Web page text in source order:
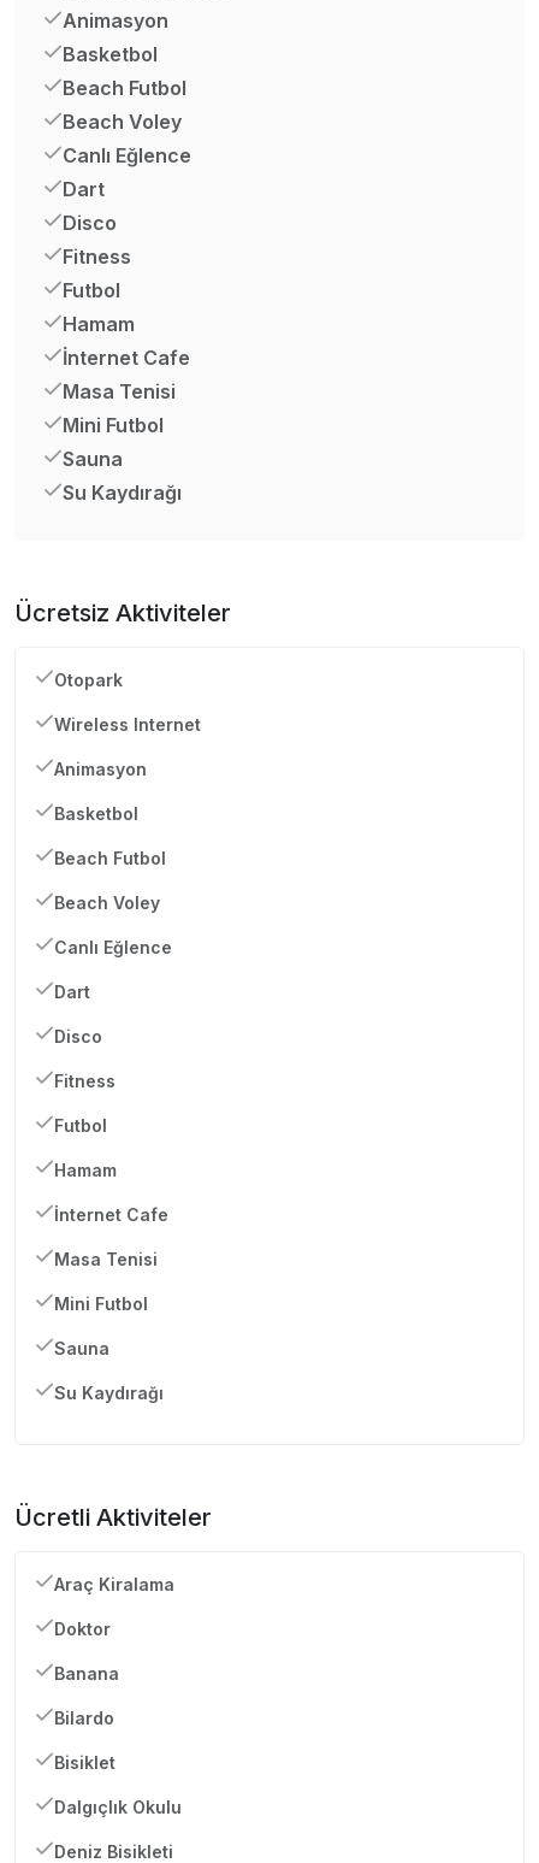
Animasyon
Basketbol
Beach Futbol
Beach Voley
Canlı Eğlence
Dart
Disco
Fitness
Futbol
Hamam
İnternet Cafe
Masa Tenisi
Mini Futbol
Sauna
Su Kaydırağı
Ücretsiz Aktiviteler
Otopark
Wireless Internet
Animasyon
Basketbol
Beach Futbol
Beach Voley
Canlı Eğlence
Dart
Disco
Fitness
Futbol
Hamam
İnternet Cafe
Masa Tenisi
Mini Futbol
Sauna
Su Kaydırağı
Ücretli Aktiviteler
Araç Kiralama
Doktor
Banana
Bilardo
Bisiklet
Dalgıçlık Okulu
Deniz Bisikleti